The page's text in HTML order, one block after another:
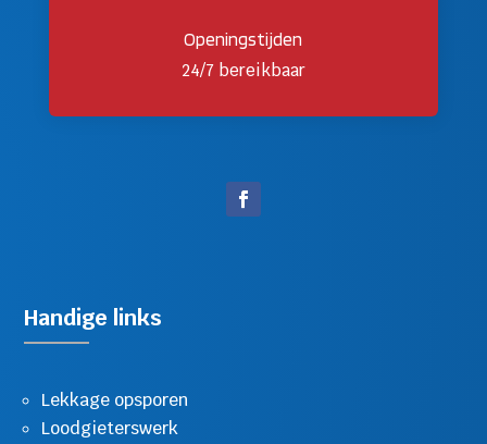
Openingstijden
24/7 bereikbaar
Handige links
Lekkage opsporen
Loodgieterswerk